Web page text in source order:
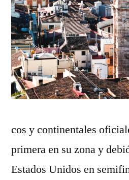
cos y continentales
primera en su zona y
Estados Unidos en